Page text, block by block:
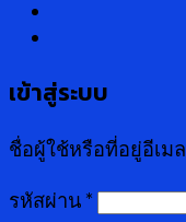
เข้าสู่ระบบ
ชื่อผู้ใช้หรือที่อยู่อีเมล
รหัสผ่าน *